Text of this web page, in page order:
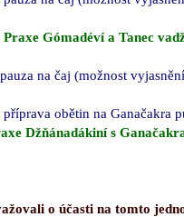
Praxe Gómadéví a Tanec
na čaj (možnost
obětin na Ganačakra
Džňánadákiní s
o účasti na tomto